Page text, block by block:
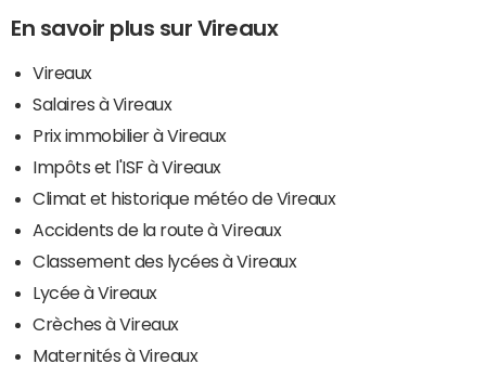
En savoir plus sur Vireaux
Vireaux
Salaires à Vireaux
Prix immobilier à Vireaux
Impôts et l'ISF à Vireaux
Climat et historique météo de Vireaux
Accidents de la route à Vireaux
Classement des lycées à Vireaux
Lycée à Vireaux
Crèches à Vireaux
Maternités à Vireaux